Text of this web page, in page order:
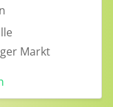
Markt